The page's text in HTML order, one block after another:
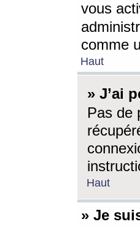
vous
comme
Haut
» J’ai
Pas de
Haut
» Je